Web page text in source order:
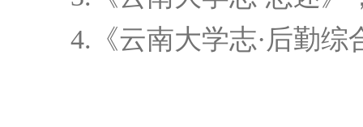
4.《云南大学志·后勤